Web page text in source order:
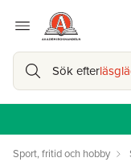
Sök efter
Sport, fritid och hobby